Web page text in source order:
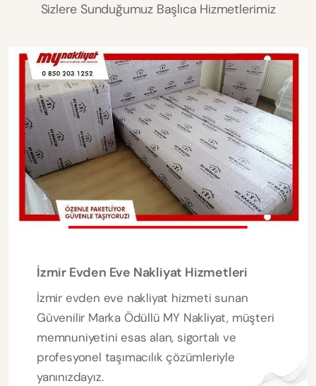
Sizlere Sunduğumuz Başlıca Hizmetlerimiz
İzmir Evden Eve Nakliyat Hizmetleri
İzmir evden eve nakliyat hizmeti sunan
Güvenilir Marka Ödüllü MY Nakliyat, müşteri
memnuniyetini esas alan, sigortalı ve
profesyonel taşımacılık çözümleriyle
yanınızdayız.